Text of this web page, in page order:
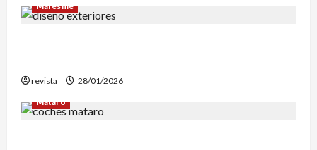
Maresme
revista
28/01/2026
Mataró